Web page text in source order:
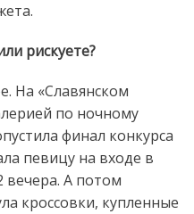
рискуете?
На «Славянском
по ночному
финал конкурса
певицу на входе в
вечера. А потом
кроссовки, купленные